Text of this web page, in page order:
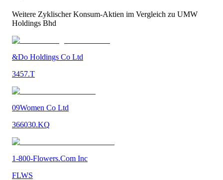
Weitere Zyklischer Konsum-Aktien im Vergleich zu UMW
Holdings Bhd
&Do Holdings Co Ltd
3457.T
09Women Co Ltd
366030.KQ
1-800-Flowers.Com Inc
FLWS